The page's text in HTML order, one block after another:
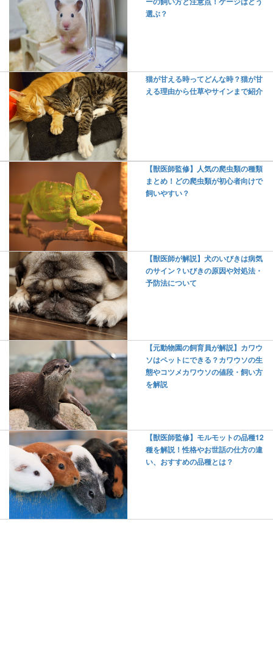
選ぶ？
猫が甘える時ってどんな時？猫が甘
える理由から仕草やサインまで紹介
【獣医師監修】人気の爬虫類の種類
まとめ！どの爬虫類が初心者向けで
飼いやすい？
【獣医師が解説】犬のいびきは病気
のサイン？いびきの原因や対処法・
予防法について
【元動物園の飼育員が解説】カワウ
ソはペットにできる？カワウソの生
態やコツメカワウソの値段・飼い方
を解説
【獣医師監修】モルモットの品種12
種を解説！性格やお世話の仕方の違
い、おすすめの品種とは？